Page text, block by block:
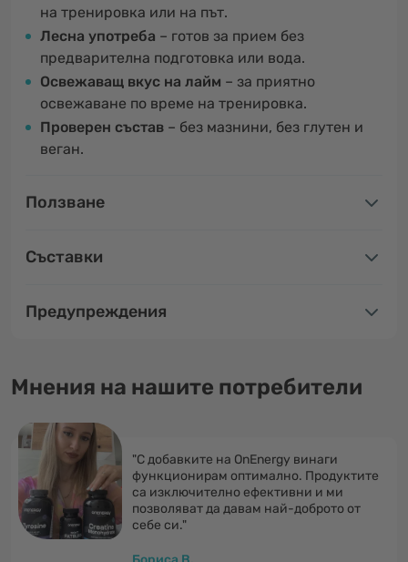
на тренировка или на път.
Лесна употреба – готов за прием без
предварителна подготовка или вода.
Освежаващ вкус на лайм – за приятно
освежаване по време на тренировка.
Проверен състав – без мазнини, без глутен и
веган.
Ползване
Съставки
Предупреждения
Мнения на нашите потребители
"С добавките на OnEnergy винаги
функционирам оптимално. Продуктите
са изключително ефективни и ми
позволяват да давам най-доброто от
себе си."